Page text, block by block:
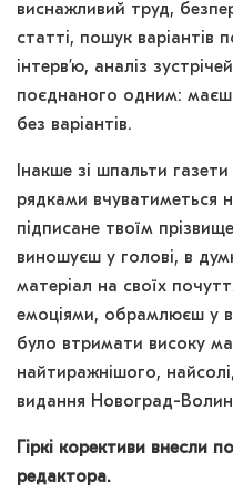
виснажливий труд,
статті, пошук варіантів
інтерв’ю, аналіз
поєднаного одним: маєш
без варіантів.
Інакше зі шпальти
рядками вчуватиметься
підписане твоїм
виношуєш у голові, в
матеріал на своїх
емоціями, обрамлюєш у
було втримати високу
найтиражнішого,
видання Новоград-
Гіркі корективи внесли
редактора.